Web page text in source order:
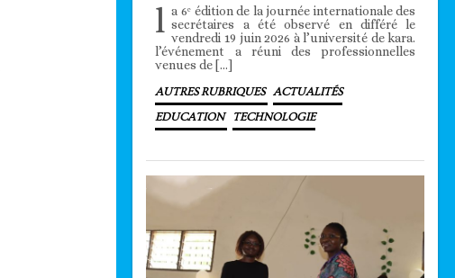
l a 6ᵉ édition de la journée internationale des
secrétaires a été observé en différé le
vendredi 19 juin 2026 à l’université de kara.
l’événement a réuni des professionnelles
venues de […]
AUTRES RUBRIQUES ACTUALITÉS
EDUCATION TECHNOLOGIE